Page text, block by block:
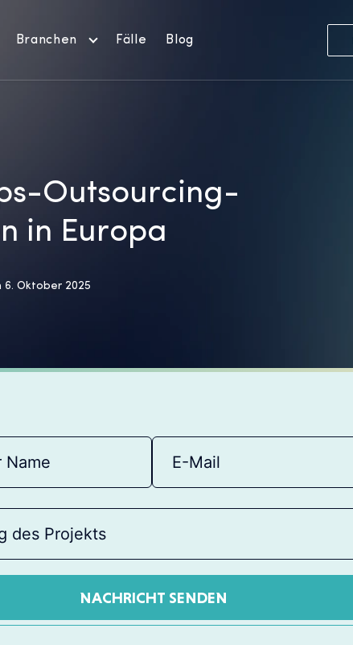
Branchen Fälle Blog
Outsourcing-
in Europa
Oktober 2025
NACHRICHT SENDEN